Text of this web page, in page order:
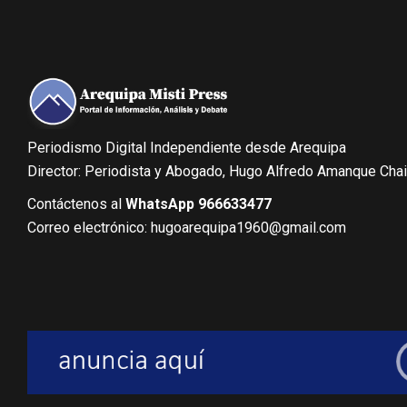
Periodismo Digital Independiente desde Arequipa
Director: Periodista y Abogado, Hugo Alfredo Amanque
Contáctenos al WhatsApp 966633477
Correo electrónico: hugoarequipa1960@gmail.com